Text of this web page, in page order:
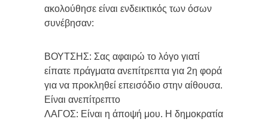
ακολούθησε είναι ενδεικτικός των όσων
συνέβησαν:
ΒΟΥΤΣΗΣ: Σας αφαιρώ το λόγο γιατί
είπατε πράγματα ανεπίτρεπτα για 2η φορά
για να προκληθεί επεισόδιο στην αίθουσα.
Είναι ανεπίτρεπτο
ΛΑΓΟΣ: Είναι η άποψή μου. Η δημοκρατία